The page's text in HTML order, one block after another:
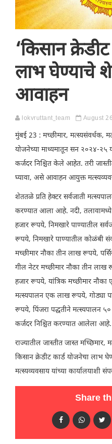
‘किसान
लाभ घेण्याचे
आवाहन
lokvruttant_team August
मुंबई 23 : मच्छीमार, मत्स्यसंवर्धक,
योजनेच्या माध्यमातून सन २०२४-२५
कर्जदर निश्चित केले आहेत. तरी
घ्यावा, असे आवाहन आयुक्त
शेततळे प्रति हेक्टर सर्वजाती
करण्यात आला आहे. नदी, तलावामध्ये
हजार रूपये, निमखारे पाण्यातील
रूपये, निमखारे पाण्यातील कोळंबी
मच्छीमार नौका तीन लाख रूपये,
गील नेटर मच्छीमार नौका तीन लाख
हजार रूपये, यांत्रिक मच्छीमार
मत्स्यपालन एक लाख रूपये, गोड्या
रूपये, पिंजरा पद्धतीने मत्स्यपालन
कर्जदर निश्च‍ित करण्यात आलेला आहे.
राज्यातील जास्तीत जास्त मच्छिमार,
किसान क्रेडीट कार्ड योजनेचा लाभ
मत्स्यव्यवसाय यांच्या कार्यालयाशी
Share